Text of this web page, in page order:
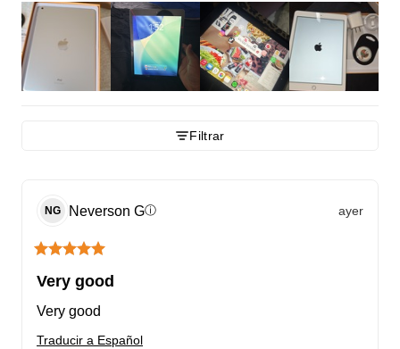
Filtrar
NG Neverson Gⓘ ayer
Very good
Very good
Traducir a Español